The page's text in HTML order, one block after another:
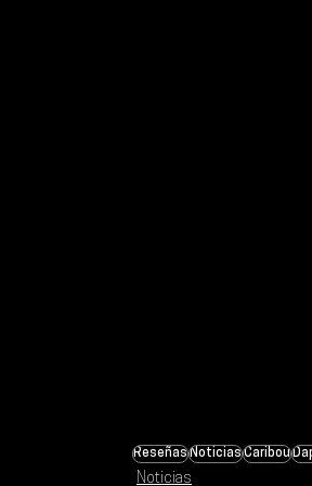
ReseñasNoticiasCaribou
Noticias